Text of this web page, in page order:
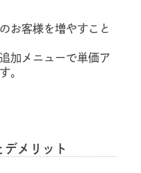
お客様を増やすこと
加メニューで単価ア
。
メリット